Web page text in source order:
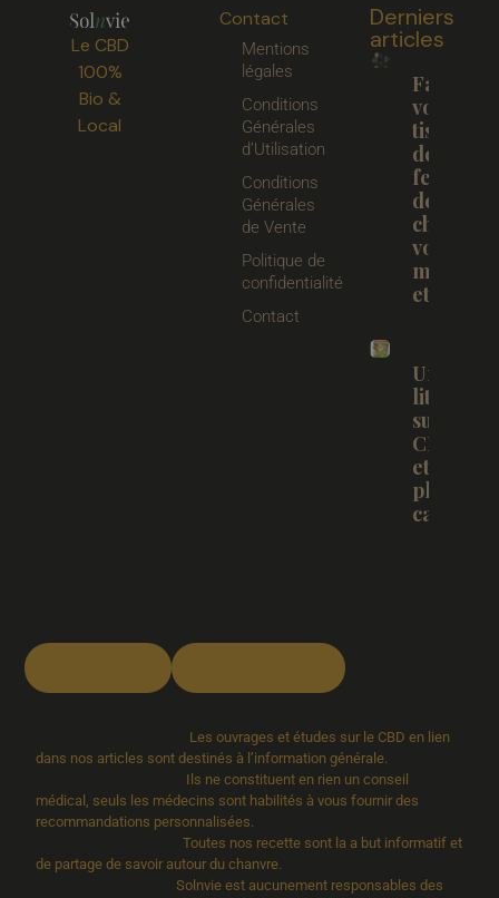
Le CBD
100%
Bio &
Local
Contact
Mentions
légales
Conditions
Générales
d’Utilisation
Conditions
Générales
de Vente
Politique de
confidentialité
Contact
Derniers
articles
Faites
votre
tisane
de
feuilles
de
chanvre
vous
même
et BIO.
Un peu
sur le
CBD BIO
et la
plante
Les ouvrages et études sur le CBD en lien
dans nos articles sont destinés à l’information générale.
Ils ne constituent en rien un conseil
médical, seuls les médecins sont habilités à vous fournir des
recommandations personnalisées.
Toutes nos recette sont la a but informatif et
de partage de savoir autour du chanvre.
Solnvie est aucunement responsables des